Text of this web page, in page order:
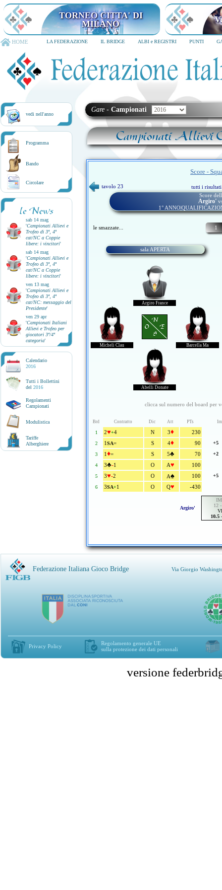
TORNEO CITTA' DI
MILANO
HOME LA FEDERAZIONE IL BRIDGE ALBI e REGISTRI PUNTI
vedi nell'anno
Programma
Bando
Circolare
le News
sab 14 mag
'Campionati Allievi e
Trofeo di 3ª, 4ª
cat/NC a Coppie
libere: i vincitori'
sab 14 mag
'Campionati Allievi e
Trofeo di 3ª, 4ª
cat/NC a Coppie
libere: i vincitori'
ven 13 mag
'Campionati Allievi e
Trofeo di 3ª, 4ª
cat/NC: messaggio del
Presidente'
ven 29 apr
'Campionati Italiani
Allievi e Trofeo per
giocatori 3ª/4ª
categoria'
Calendario
2016
Tutti i Bollettini
del 2016
Regolamenti
Campionati
Modulistica
Tariffe
Alberghiere
Gare - Campionati
Campionati Allievi
Score -
tavolo 23
tutti i
Score
Argiro'
1°
le smazzate... 1
sala APERTA
Argiro France
Micheli Clau
N
O E
S
Barcella Ma
Abelli Donate
clicca sul numero del board per
Brd Contratto Dic Att PTs
1 2♥+4 N 3♦ 230
2 1SA= S 4♦ 90 +5
3 1♦= S 5♣ 70 +2
4 3♣-1 O A♥ 100
5 3♥-2 O A♠ 100 +5
6 3SA+1 O Q♥ -430
Argiro'
12
10.5
Federazione Italiana Gioco Bridge Via Giorgio
Privacy Policy
Regolamento generale UE
sulla protezione dei dati personali
versione